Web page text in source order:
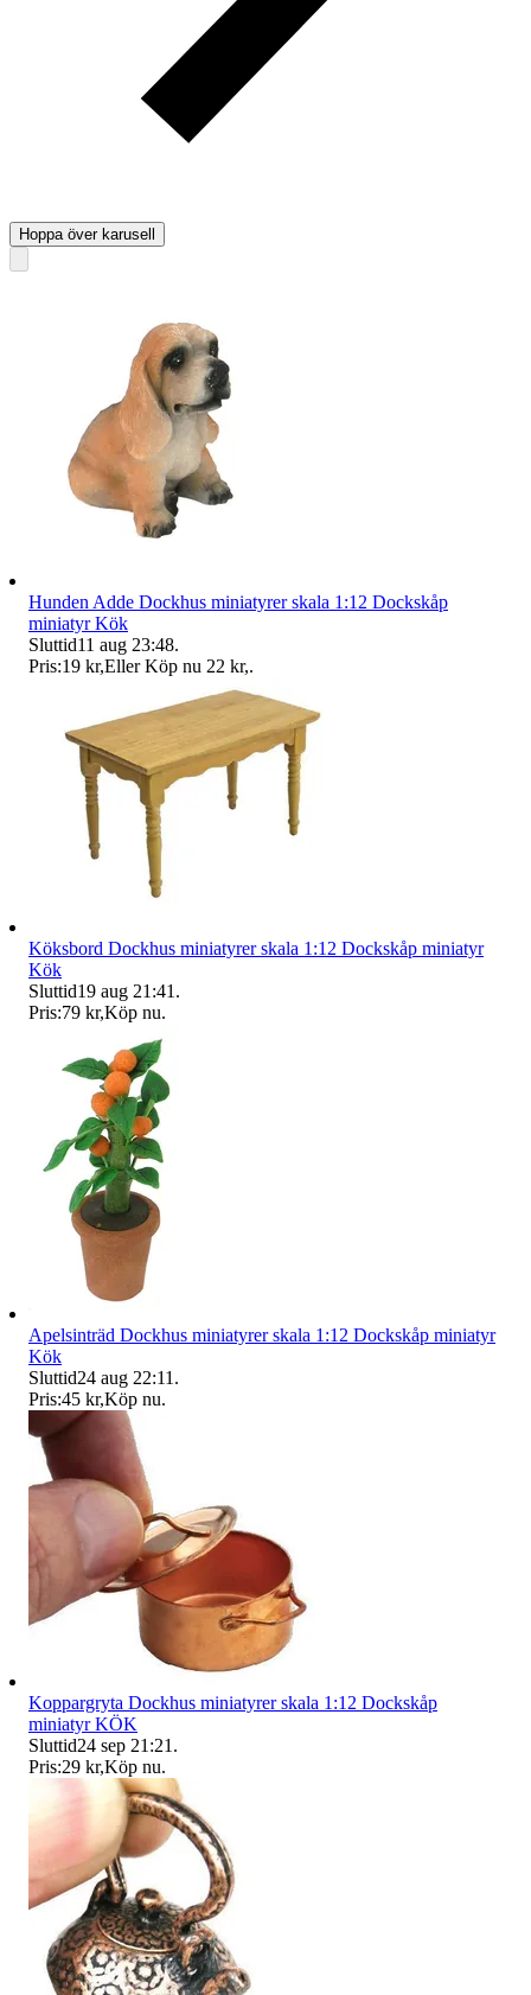
Hoppa över karusell
Hunden Adde Dockhus miniatyrer skala 1:12 Dockskåp
miniatyr Kök
Sluttid11 aug 23:48.
Pris:19 kr,Eller Köp nu 22 kr,.
Köksbord Dockhus miniatyrer skala 1:12 Dockskåp miniatyr
Kök
Sluttid19 aug 21:41 .
Pris:79 kr,Köp nu.
Apelsinträd Dockhus miniatyrer skala 1:12 Dockskåp miniatyr
Kök
Sluttid24 aug 22:11 .
Pris:45 kr,Köp nu.
Koppargryta Dockhus miniatyrer skala 1:12 Dockskåp
miniatyr KÖK
Sluttid24 sep 21:21 .
Pris:29 kr,Köp nu.